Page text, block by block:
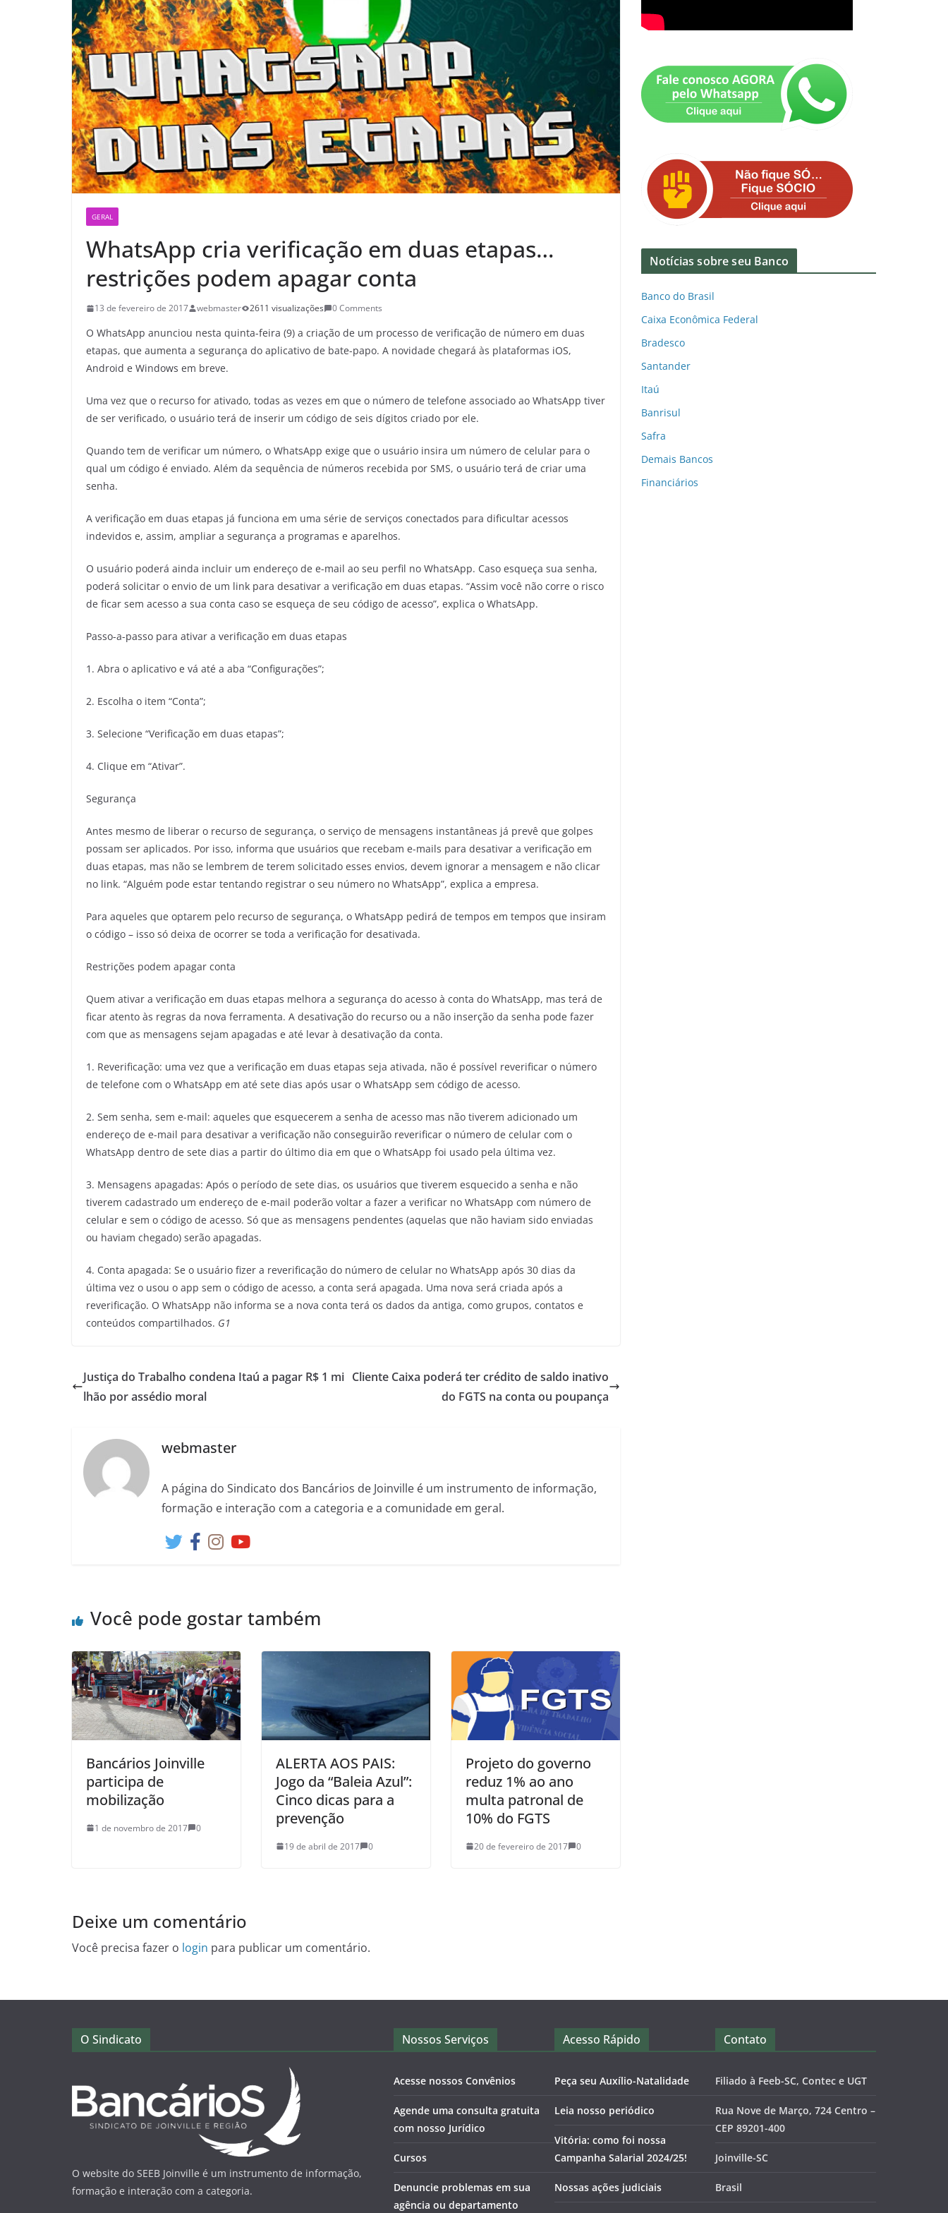
GERAL
WhatsApp cria verificação em duas etapas…
restrições podem apagar conta
13 de fevereiro de 2017 webmaster 2611 visualizações 0 Comments
O WhatsApp anunciou nesta quinta-feira (9) a criação de um processo de verificação de número em duas
etapas, que aumenta a segurança do aplicativo de bate-papo. A novidade chegará às plataformas iOS,
Android e Windows em breve.
Uma vez que o recurso for ativado, todas as vezes em que o número de telefone associado ao WhatsApp tiver
de ser verificado, o usuário terá de inserir um código de seis dígitos criado por ele.
Quando tem de verificar um número, o WhatsApp exige que o usuário insira um número de celular para o
qual um código é enviado. Além da sequência de números recebida por SMS, o usuário terá de criar uma
senha.
A verificação em duas etapas já funciona em uma série de serviços conectados para dificultar acessos
indevidos e, assim, ampliar a segurança a programas e aparelhos.
O usuário poderá ainda incluir um endereço de e-mail ao seu perfil no WhatsApp. Caso esqueça sua senha,
poderá solicitar o envio de um link para desativar a verificação em duas etapas. “Assim você não corre o risco
de ficar sem acesso a sua conta caso se esqueça de seu código de acesso”, explica o WhatsApp.
Passo-a-passo para ativar a verificação em duas etapas
1. Abra o aplicativo e vá até a aba “Configurações”;
2. Escolha o item “Conta”;
3. Selecione “Verificação em duas etapas”;
4. Clique em “Ativar”.
Segurança
Antes mesmo de liberar o recurso de segurança, o serviço de mensagens instantâneas já prevê que golpes
possam ser aplicados. Por isso, informa que usuários que recebam e-mails para desativar a verificação em
duas etapas, mas não se lembrem de terem solicitado esses envios, devem ignorar a mensagem e não clicar
no link. “Alguém pode estar tentando registrar o seu número no WhatsApp”, explica a empresa.
Para aqueles que optarem pelo recurso de segurança, o WhatsApp pedirá de tempos em tempos que insiram
o código – isso só deixa de ocorrer se toda a verificação for desativada.
Restrições podem apagar conta
Quem ativar a verificação em duas etapas melhora a segurança do acesso à conta do WhatsApp, mas terá de
ficar atento às regras da nova ferramenta. A desativação do recurso ou a não inserção da senha pode fazer
com que as mensagens sejam apagadas e até levar à desativação da conta.
1. Reverificação: uma vez que a verificação em duas etapas seja ativada, não é possível reverificar o número
de telefone com o WhatsApp em até sete dias após usar o WhatsApp sem código de acesso.
2. Sem senha, sem e-mail: aqueles que esquecerem a senha de acesso mas não tiverem adicionado um
endereço de e-mail para desativar a verificação não conseguirão reverificar o número de celular com o
WhatsApp dentro de sete dias a partir do último dia em que o WhatsApp foi usado pela última vez.
3. Mensagens apagadas: Após o período de sete dias, os usuários que tiverem esquecido a senha e não
tiverem cadastrado um endereço de e-mail poderão voltar a fazer a verificar no WhatsApp com número de
celular e sem o código de acesso. Só que as mensagens pendentes (aquelas que não haviam sido enviadas
ou haviam chegado) serão apagadas.
4. Conta apagada: Se o usuário fizer a reverificação do número de celular no WhatsApp após 30 dias da
última vez o usou o app sem o código de acesso, a conta será apagada. Uma nova será criada após a
reverificação. O WhatsApp não informa se a nova conta terá os dados da antiga, como grupos, contatos e
conteúdos compartilhados. G1
Justiça do Trabalho condena Itaú a pagar R$ 1 mi
lhão por assédio moral
Cliente Caixa poderá ter crédito de saldo inativo
do FGTS na conta ou poupança
webmaster
A página do Sindicato dos Bancários de Joinville é um instrumento de informação,
formação e interação com a categoria e a comunidade em geral.
Você pode gostar também
Bancários Joinville
participa de
mobilização
1 de novembro de 2017 0
ALERTA AOS PAIS:
Jogo da “Baleia Azul”:
Cinco dicas para a
prevenção
19 de abril de 2017 0
Projeto do governo
reduz 1% ao ano
multa patronal de
10% do FGTS
20 de fevereiro de 2017 0
Deixe um comentário
Você precisa fazer o login para publicar um comentário.
Notícias sobre seu Banco
Banco do Brasil
Caixa Econômica Federal
Bradesco
Santander
Itaú
Banrisul
Safra
Demais Bancos
Financiários
O Sindicato
O website do SEEB Joinville é um instrumento de informação,
formação e interação com a categoria.
Nossos Serviços
Acesse nossos Convênios
Agende uma consulta gratuita
com nosso Jurídico
Cursos
Denuncie problemas em sua
agência ou departamento
Acesso Rápido
Peça seu Auxílio-Natalidade
Leia nosso periódico
Vitória: como foi nossa
Campanha Salarial 2024/25!
Nossas ações judiciais
Contato
Filiado à Feeb-SC, Contec e UGT
Rua Nove de Março, 724 Centro –
CEP 89201-400
Joinville-SC
Brasil